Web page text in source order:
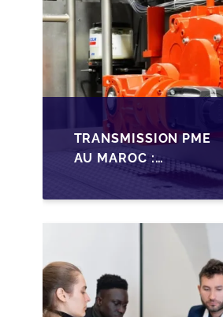
TRANSMISSION PME
AU MAROC :
PRÉPARATIONS CLÉS
POUR LES